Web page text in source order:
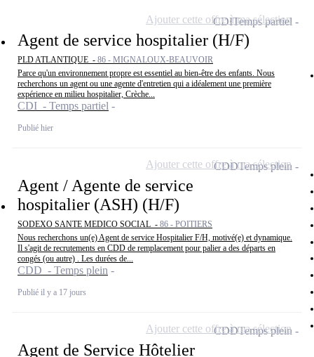
Agent de service hospitalier (H/F)
PLD ATLANTIQUE - 86 - MIGNALOUX-BEAUVOIR
Parce qu'un environnement propre est essentiel au bien-être des enfants. Nous
recherchons un agent ou une agente d'entretien qui a idéalement une première
expérience en milieu hospitalier, Crèche...
CDI - Temps partiel
Publié hier
CDITemps partiel
Ajouter cette offre à ma sélection
Agent / Agente de service
hospitalier (ASH) (H/F)
SODEXO SANTE MEDICO SOCIAL - 86 - POITIERS
Nous recherchons un(e) Agent de service Hospitalier F/H, motivé(e) et dynamique.
Il s'agit de recrutements en CDD de remplacement pour palier a des départs en
congés (ou autre) . Les durées de...
CDD - Temps plein
Publié il y a 17 jours
CDDTemps plein
Ajouter cette offre à ma sélection
Agent de Service Hôtelier
CDDTemps plein
Ajouter cette offre à ma sélection